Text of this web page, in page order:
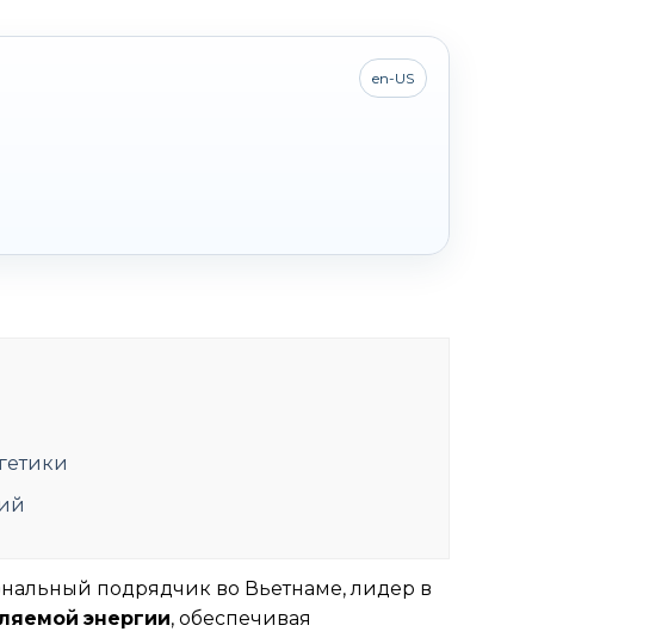
en-US
подрядчик во Вьетнаме, лидер в
энергии, обеспечивая